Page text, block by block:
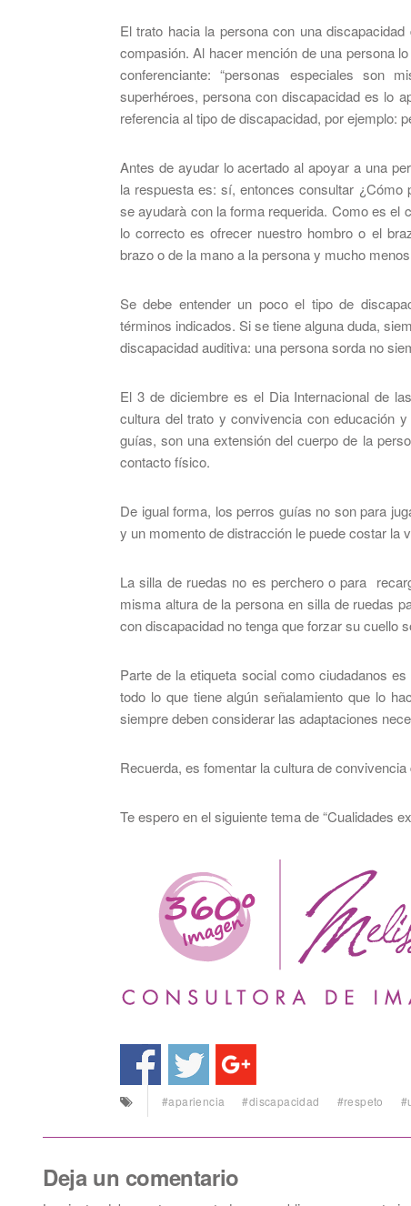
El trato hacia la persona con una
compasión. Al hacer mención de una persona
conferenciante: “personas especiales son
superhéroes, persona con discapacidad es lo
referencia al tipo de discapacidad, por ejemplo:
Antes de ayudar lo acertado al apoyar a una
la respuesta es: sí, entonces consultar
se ayudarà con la forma requerida. Como es el
lo correcto es ofrecer nuestro hombro o el
brazo o de la mano a la persona y mucho
Se debe entender un poco el tipo de
términos indicados. Si se tiene alguna duda,
discapacidad auditiva: una persona sorda no
El 3 de diciembre es el Dia Internacional de
cultura del trato y convivencia con educación
guías, son una extensión del cuerpo de la
contacto físico.
De igual forma, los perros guías no son para
y un momento de distracción le puede costar la
La silla de ruedas no es perchero o para
misma altura de la persona en silla de ruedas
con discapacidad no tenga que forzar su cuello
Parte de la etiqueta social como ciudadanos
todo lo que tiene algún señalamiento que lo
siempre deben considerar las adaptaciones
Recuerda, es fomentar la cultura de
Te espero en el siguiente tema de “Cualidades
#apariencia #discapacidad #respeto
Deja un comentario